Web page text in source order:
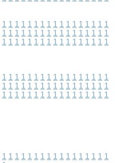
1 1 1 1 1 1 1 1 1 1 1 1 1 1 1 1 1
1 1 1 1 1 1 1 1 1 1 1 1 1 1 1 1 1
1 1 1 1 1 1 1 1 1 1 1 1 1 1 1 1 1
1 1 1 1 1 1 1 1 1 1 1 1 1 1 1 1 1
1 1 1 1 1 1 1 1 1 1 1 1 1 1 1 1 1
1 1 1 1 1 1 1 1 1 1 1 1 1 1 1 1 1
1 1 1 1 1 1 1 1 1 1 1 1 1 1 1 1 1